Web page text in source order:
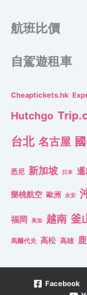
航班比價
自駕遊租車
Cheaptickets.hk
Hutchgo
台北 名古屋
悉尼 新加坡 日本
樂桃航空 歐洲 永安
福岡 美加 越南 釜
馬爾代夫 高松 高雄
Facebook